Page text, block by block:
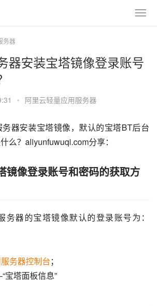
务器
器安装宝塔镜像登录账号
• 阿里云轻量应用服务器
器安装宝塔镜像，默认的宝塔BT后台
么？aliyunfuwuqi.com分享：
镜像登录账号和密码的获取方
务器的宝塔镜像默认的登录账号为：
务器控制台；
宝塔面板信息”